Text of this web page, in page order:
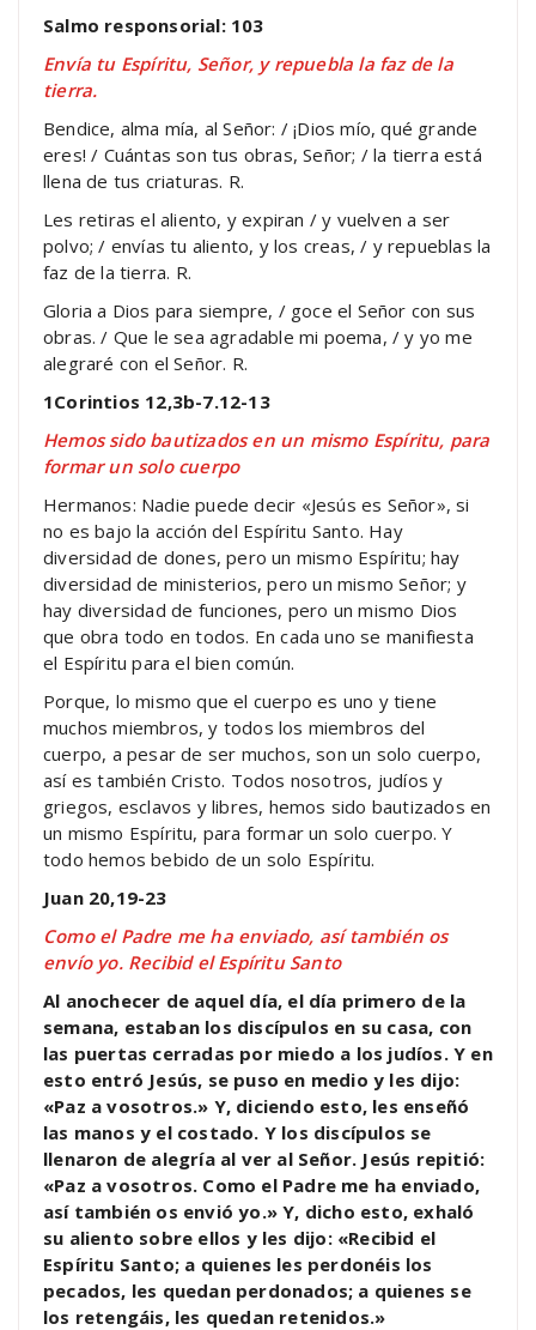
Salmo responsorial: 103
Envía tu Espíritu, Señor, y repuebla la faz de la
tierra.
Bendice, alma mía, al Señor: / ¡Dios mío, qué grande
eres! / Cuántas son tus obras, Señor; / la tierra está
llena de tus criaturas. R.
Les retiras el aliento, y expiran / y vuelven a ser
polvo; / envías tu aliento, y los creas, / y repueblas la
faz de la tierra. R.
Gloria a Dios para siempre, / goce el Señor con sus
obras. / Que le sea agradable mi poema, / y yo me
alegraré con el Señor. R.
1Corintios 12,3b-7.12-13
Hemos sido bautizados en un mismo Espíritu, para
formar un solo cuerpo
Hermanos: Nadie puede decir «Jesús es Señor», si
no es bajo la acción del Espíritu Santo. Hay
diversidad de dones, pero un mismo Espíritu; hay
diversidad de ministerios, pero un mismo Señor; y
hay diversidad de funciones, pero un mismo Dios
que obra todo en todos. En cada uno se manifiesta
el Espíritu para el bien común.
Porque, lo mismo que el cuerpo es uno y tiene
muchos miembros, y todos los miembros del
cuerpo, a pesar de ser muchos, son un solo cuerpo,
así es también Cristo. Todos nosotros, judíos y
griegos, esclavos y libres, hemos sido bautizados en
un mismo Espíritu, para formar un solo cuerpo. Y
todo hemos bebido de un solo Espíritu.
Juan 20,19-23
Como el Padre me ha enviado, así también os
envío yo. Recibid el Espíritu Santo
Al anochecer de aquel día, el día primero de la
semana, estaban los discípulos en su casa, con
las puertas cerradas por miedo a los judíos. Y en
esto entró Jesús, se puso en medio y les dijo:
«Paz a vosotros.» Y, diciendo esto, les enseñó
las manos y el costado. Y los discípulos se
llenaron de alegría al ver al Señor. Jesús repitió:
«Paz a vosotros. Como el Padre me ha enviado,
así también os envió yo.» Y, dicho esto, exhaló
su aliento sobre ellos y les dijo: «Recibid el
Espíritu Santo; a quienes les perdonéis los
pecados, les quedan perdonados; a quienes se
los retengáis, les quedan retenidos.»